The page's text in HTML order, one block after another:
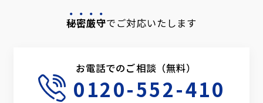
秘密厳守でご対応いたします
お電話でのご相談（無料）
0120-552-410